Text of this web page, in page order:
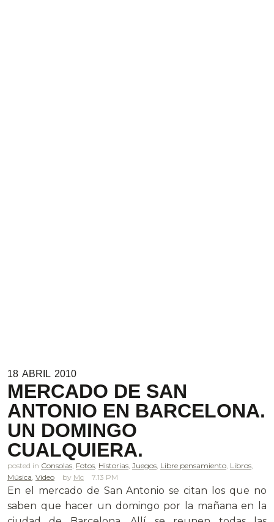
18 ABRIL 2010
MERCADO DE SAN
ANTONIO EN BARCELONA.
UN DOMINGO
CUALQUIERA.
posted in Consolas, Fotos, Historias, Juegos, Libre pensamiento, Libros,
Música, Video Mc 7.13 PM
En el mercado de San Antonio se citan los que no
saben que hacer un domingo por la mañana en la